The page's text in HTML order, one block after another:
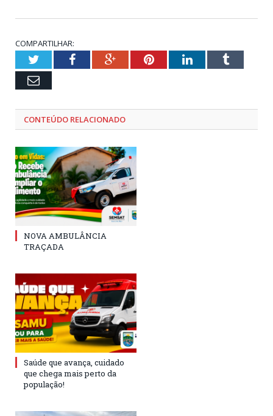
COMPARTILHAR:
TwitterFacebookGoogle+PinterestLinkedInTumblr
Email
CONTEÚDO RELACIONADO
NOVA AMBULÂNCIA
TRAÇADA
Saúde que avança, cuidado
que chega mais perto da
população!